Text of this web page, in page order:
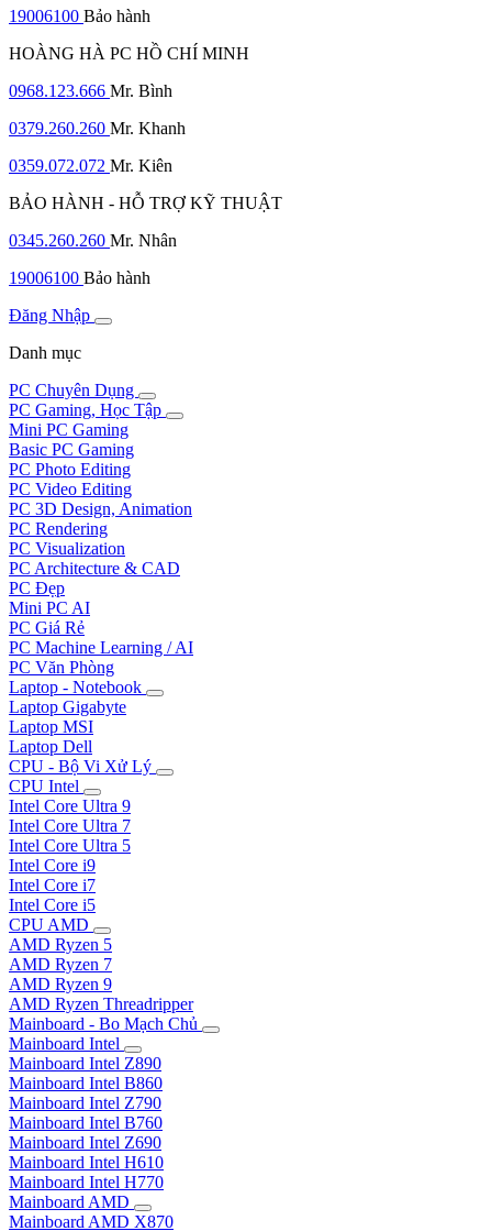
19006100 Bảo hành
HOÀNG HÀ PC HỒ CHÍ MINH
0968.123.666 Mr. Bình
0379.260.260 Mr. Khanh
0359.072.072 Mr. Kiên
BẢO HÀNH - HỖ TRỢ KỸ THUẬT
0345.260.260 Mr. Nhân
19006100 Bảo hành
Đăng Nhập
Danh mục
PC Chuyên Dụng
PC Gaming, Học Tập
Mini PC Gaming
Basic PC Gaming
PC Photo Editing
PC Video Editing
PC 3D Design, Animation
PC Rendering
PC Visualization
PC Architecture & CAD
PC Đẹp
Mini PC AI
PC Giá Rẻ
PC Machine Learning / AI
PC Văn Phòng
Laptop - Notebook
Laptop Gigabyte
Laptop MSI
Laptop Dell
CPU - Bộ Vi Xử Lý
CPU Intel
Intel Core Ultra 9
Intel Core Ultra 7
Intel Core Ultra 5
Intel Core i9
Intel Core i7
Intel Core i5
CPU AMD
AMD Ryzen 5
AMD Ryzen 7
AMD Ryzen 9
AMD Ryzen Threadripper
Mainboard - Bo Mạch Chủ
Mainboard Intel
Mainboard Intel Z890
Mainboard Intel B860
Mainboard Intel Z790
Mainboard Intel B760
Mainboard Intel Z690
Mainboard Intel H610
Mainboard Intel H770
Mainboard AMD
Mainboard AMD X870